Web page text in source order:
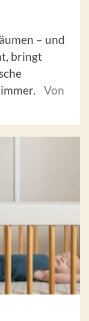
– und
bringt
Von